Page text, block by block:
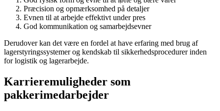
Præcision og opmærksomhed på detaljer
Evnen til at arbejde effektivt under pres
God kommunikation og samarbejdsevner
Derudover kan det være en fordel at have erfaring med brug af
lagerstyringssystemer og kendskab til sikkerhedsprocedurer inden
for logistik og lagerarbejde.
Karrieremuligheder som
pakkerimedarbejder